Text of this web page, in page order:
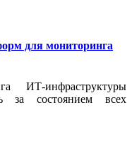
для мониторинга
ИТ-инфраструктуры
за состоянием всех